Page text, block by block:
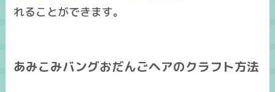
れることができます。
あみこみバングおだんごヘアのクラフト方法